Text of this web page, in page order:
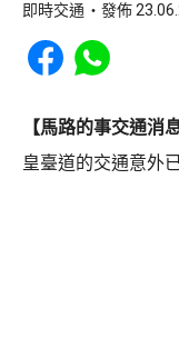
即時交通 發佈
Share to Facebook
Share to
【馬路的事交通消息
皇臺道的交通意外